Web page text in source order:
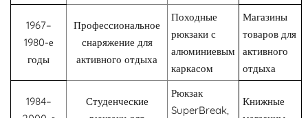
1967–
1980-е
годы
Профессиональное
снаряжение для
активного отдыха
Походные
рюкзаки с
алюминиевым
каркасом
Магазины
товаров для
активного
отдыха
1984–
Студенческие
Рюкзак
SuperBreak,
Книжные